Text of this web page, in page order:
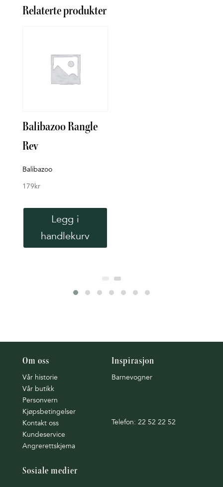
Relaterte produkter
Balibazoo Rangle
Rev
Balibazoo
179kr
Legg i
handlekurv
Om oss
Vår historie
Vår butikk
Personvern
Kjøpsbetingelser
Kontakt oss
Kundeservice
Angrerettskjema
Inspirasjon
Barnevogner
Telefon: 22 52 22 52
Sosiale medier